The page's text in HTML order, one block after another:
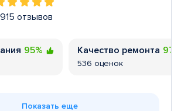
отзывов
95% Качество ремонта
536 оценок
Показать еще